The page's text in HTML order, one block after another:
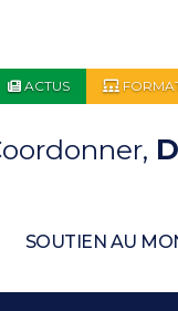
ACTUS
oordonner, D
SOUTIEN AU